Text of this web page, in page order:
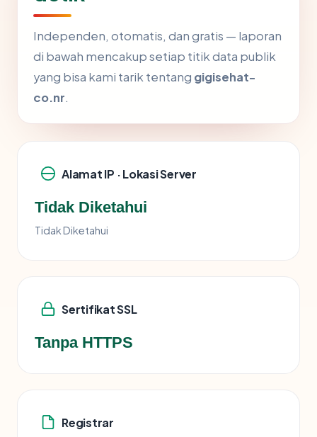
Independen, otomatis, dan gratis — laporan
di bawah mencakup setiap titik data publik
yang bisa kami tarik tentang gigisehat-
co.nr.
Alamat IP · Lokasi Server
Tidak Diketahui
Tidak Diketahui
Sertifikat SSL
Tanpa HTTPS
Registrar